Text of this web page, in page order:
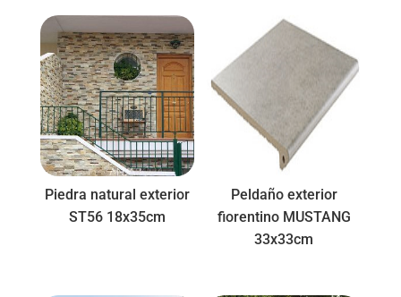
Piedra natural exterior
ST56 18x35cm
Peldaño exterior
fiorentino MUSTANG
33x33cm